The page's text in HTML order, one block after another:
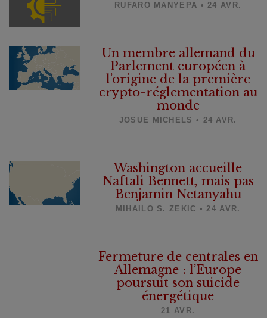
RUFARO MANYEPA • 24 AVR.
Un membre allemand du
Parlement européen à
l’origine de la première
crypto-réglementation au
monde
JOSUE MICHELS • 24 AVR.
Washington accueille
Naftali Bennett, mais pas
Benjamin Netanyahu
MIHAILO S. ZEKIC • 24 AVR.
Fermeture de centrales en
Allemagne : l’Europe
poursuit son suicide
énergétique
21 AVR.